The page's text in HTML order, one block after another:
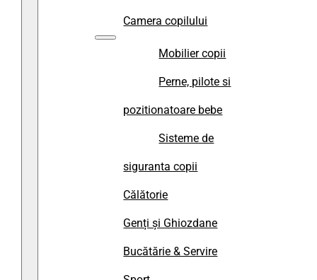
Camera copilului
Mobilier copii
Perne, pilote si
pozitionatoare bebe
Sisteme de
siguranta copii
Călătorie
Genți și Ghiozdane
Bucătărie & Servire